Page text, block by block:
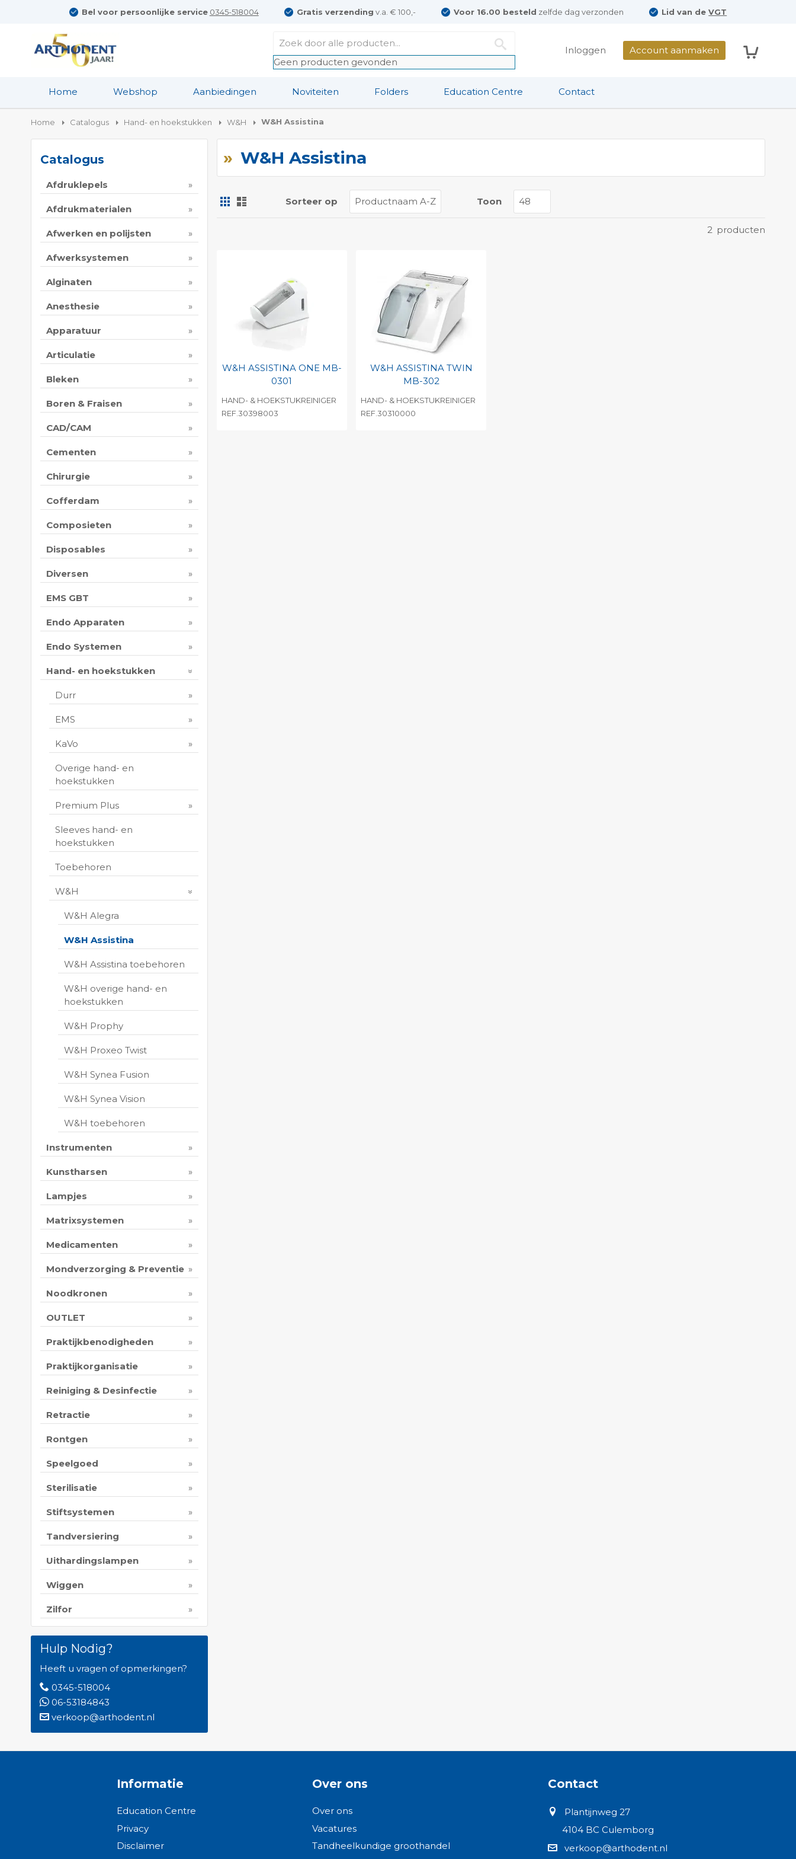
Bel voor persoonlijke service 0345-518004 Gratis verzending v.a. € 100,- Voor 16.00 besteld zelfde dag verzonden Lid van deVGT
Geen producten gevonden
Inloggen Account aanmaken
Home Webshop Aanbiedingen Noviteiten Folders Education Centre Contact
Home Catalogus Hand- en hoekstukken W&H W&H Assistina
W&H Assistina
Foto-
tabel
2 producten
Toon
Sorteer op
W&H ASSISTINA ONE MB-
0301
HAND- & HOEKSTUKREINIGER
REF.30398003
W&H ASSISTINA TWIN
MB-302
HAND- & HOEKSTUKREINIGER
REF.30310000
Catalogus
Afdruklepels
Afdrukmaterialen
Afwerken en polijsten
Afwerksystemen
Alginaten
Anesthesie
Apparatuur
Articulatie
Bleken
Boren & Fraisen
CAD/CAM
Cementen
Chirurgie
Cofferdam
Composieten
Disposables
Diversen
EMS GBT
Endo Apparaten
Endo Systemen
Hand- en hoekstukken
Durr
EMS
KaVo
Overige hand- en
hoekstukken
Premium Plus
Sleeves hand- en
hoekstukken
Toebehoren
W&H
W&H Alegra
W&H Assistina
W&H Assistina toebehoren
W&H overige hand- en
hoekstukken
W&H Prophy
W&H Proxeo Twist
W&H Synea Fusion
W&H Synea Vision
W&H toebehoren
Instrumenten
Kunstharsen
Lampjes
Matrixsystemen
Medicamenten
Mondverzorging & Preventie
Noodkronen
OUTLET
Praktijkbenodigheden
Praktijkorganisatie
Reiniging & Desinfectie
Retractie
Rontgen
Speelgoed
Sterilisatie
Stiftsystemen
Tandversiering
Uithardingslampen
Wiggen
Zilfor
Hulp Nodig?
Heeft u vragen of opmerkingen?
0345-518004
06-53184843
verkoop@arthodent.nl
Informatie
Education Centre
Privacy
Disclaimer
Over ons
Over ons
Vacatures
Tandheelkundige groothandel
Contact
Plantijnweg 27
4104 BC Culemborg
verkoop@arthodent.nl